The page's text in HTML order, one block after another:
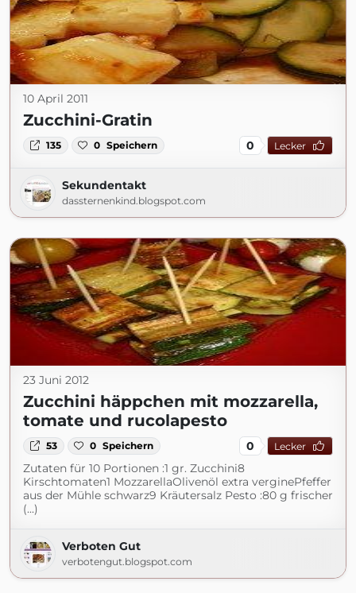
10 April 2011
Zucchini-Gratin
135 0 Speichern 0 Lecker
Sekundentakt
dassternenkind.blogspot.com
23 Juni 2012
Zucchini häppchen mit mozzarella,
tomate und rucolapesto
53 0 Speichern 0 Lecker
Zutaten für 10 Portionen :1 gr. Zucchini8
Kirschtomaten1 MozzarellaOlivenöl extra verginePfeffer
aus der Mühle schwarz9 Kräutersalz Pesto :80 g frischer
(...)
Verboten Gut
verbotengut.blogspot.com